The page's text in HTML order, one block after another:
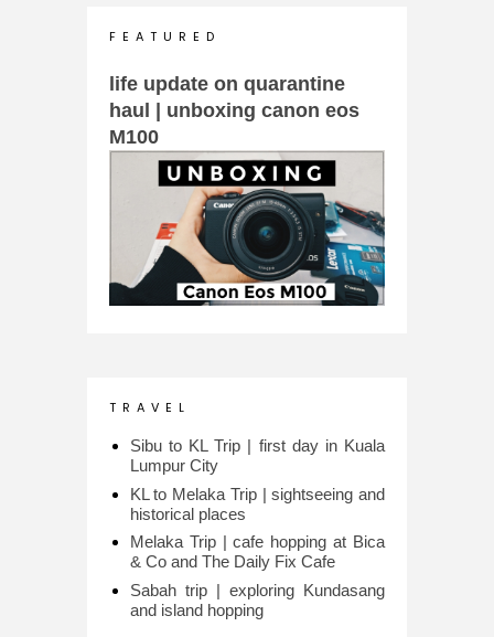
F E A T U R E D
life update on quarantine
haul | unboxing canon eos
M100
T R A V E L
Sibu to KL Trip | first day in Kuala
Lumpur City
KL to Melaka Trip | sightseeing and
historical places
Melaka Trip | cafe hopping at Bica
& Co and The Daily Fix Cafe
Sabah trip | exploring Kundasang
and island hopping